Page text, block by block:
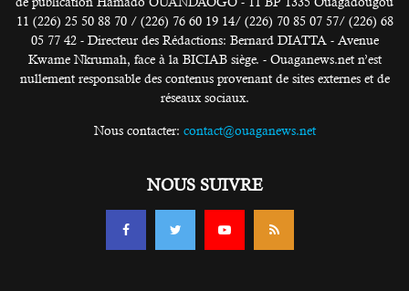
11 (226) 25 50 88 70 / (226) 76 60 19 14/ (226) 70 85 07 57/ (226) 68
05 77 42 - Directeur des Rédactions: Bernard DIATTA - Avenue
Kwame Nkrumah, face à la BICIAB siège. - Ouaganews.net n’est
nullement responsable des contenus provenant de sites externes et de
réseaux sociaux.
Nous contacter: contact@ouaganews.net
NOUS SUIVRE